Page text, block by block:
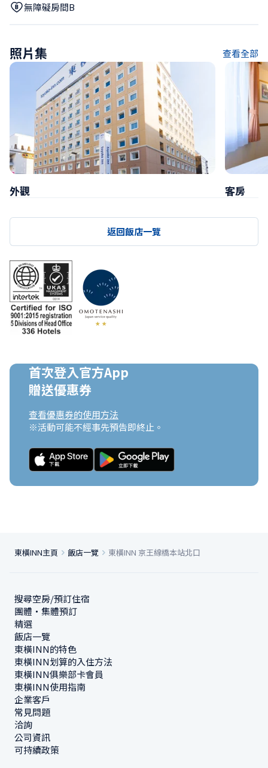
無障礙房間B
照片集 查看全部
外觀 客房
返回飯店一覽
首次登入官方App
贈送優惠券
查看優惠券的使用方法
※活動可能不經事先預告即終止。
東橫INN主頁 飯店一覽 東橫INN 京王線橋本站北口
搜尋空房/預訂住宿
團體・集體預訂
精選
飯店一覽
東橫INN的特色
東橫INN划算的入住方法
東橫INN俱樂部卡會員
東橫INN使用指南
企業客戶
常見問題
洽詢
公司資訊
可持續政策